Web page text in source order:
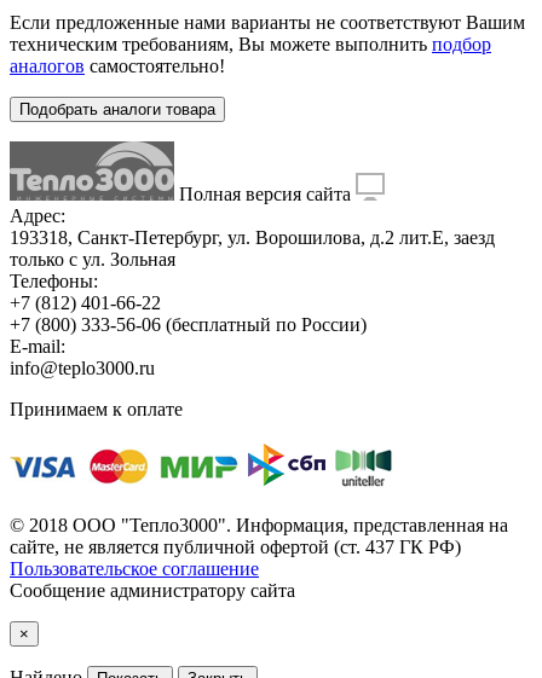
Если предложенные нами варианты не соответствуют Вашим
техническим требованиям, Вы можете выполнить подбор
аналогов самостоятельно!
Подобрать аналоги товара
Полная версия сайта
Адрес:
193318, Санкт-Петербург, ул. Ворошилова, д.2 лит.Е, заезд
только с ул. Зольная
Телефоны:
+7 (812) 401-66-22
+7 (800) 333-56-06 (бесплатный по России)
E-mail:
info@teplo3000.ru
Принимаем к оплате
© 2018 ООО "Тепло3000". Информация, представленная на
сайте, не является публичной офертой (ст. 437 ГК РФ)
Пользовательское соглашение
Сообщение администратору сайта
×